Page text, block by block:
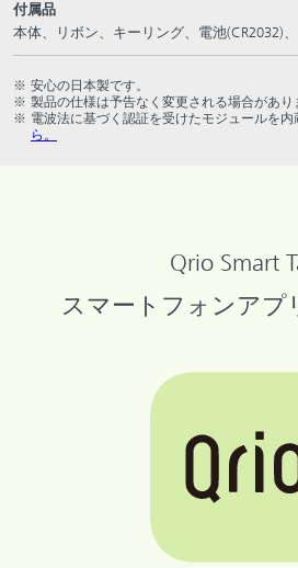
付属品
本体、リボン、キーリング、電池(CR2032)
安心の日本製です。
製品の仕様は予告なく変更される場合があり
電波法に基づく認証を受けたモジュールを
ら。
Qrio Smart
スマートフォンアプ